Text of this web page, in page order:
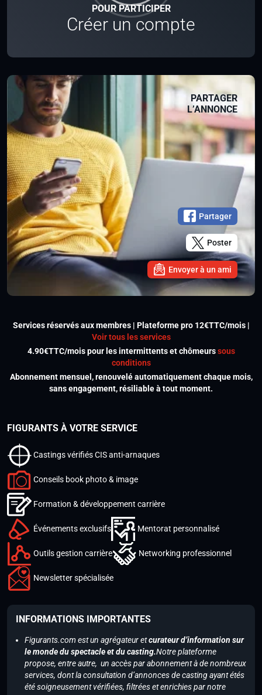
POUR PARTICIPER
Créer un compte
PARTAGER
L’ANNONCE
Partager
Poster
Envoyer à un ami
Services réservés aux membres | Plateforme pro 12€TTC/mois |
Voir tous les services
4.90€TTC/mois pour les intermittents et chômeurssous
conditions
Abonnement mensuel, renouvelé automatiquement chaque mois,
sans engagement, résiliable à tout moment.
FIGURANTS À VOTRE SERVICE
Castings vérifiés CIS anti-arnaques
Conseils book photo & image
Formation & développement carrière
Événements exclusifs Mentorat personnalisé
Outils gestion carrière Networking professionnel
Newsletter spécialisée
INFORMATIONS IMPORTANTES
Figurants.com est un agrégateur etcurateur d’information sur
le monde du spectacle et du casting.Notre plateforme
propose, entre autre, un accès par abonnement à de nombreux
services, dont la consultation d’annonces de casting ayant étés
été soigneusement vérifiées, filtrées et enrichies par notre